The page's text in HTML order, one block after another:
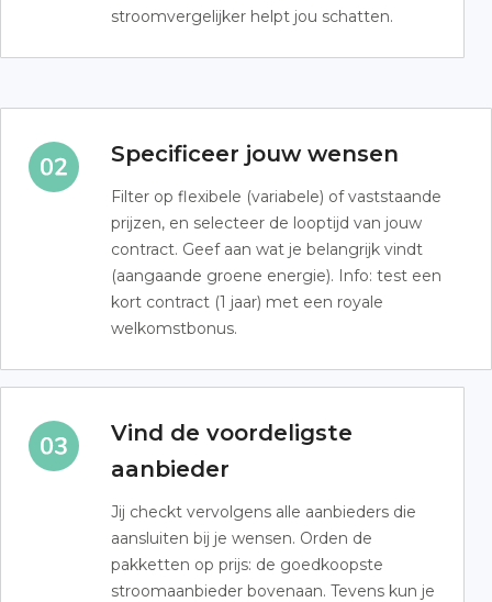
stroomvergelijker helpt jou schatten.
Specificeer jouw wensen
Filter op flexibele (variabele) of vaststaande
prijzen, en selecteer de looptijd van jouw
contract. Geef aan wat je belangrijk vindt
(aangaande groene energie). Info: test een
kort contract (1 jaar) met een royale
welkomstbonus.
Vind de voordeligste
aanbieder
Jij checkt vervolgens alle aanbieders die
aansluiten bij je wensen. Orden de
pakketten op prijs: de goedkoopste
stroomaanbieder bovenaan. Tevens kun je